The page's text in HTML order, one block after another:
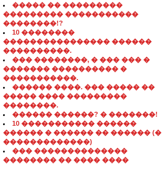
����� �� ���������
��������� �����������
��������!?
10 ��������
���������������� ������
����������.
��� ��������, � ��� ��� �
������� ���������� �
�����������.
������ ����. ��� ����� ��
����� ���� ���������
��������.
������ ������? � �������!
10 ����������� ������
������ � ������ �� ������ (�
�������������)
��� ��������������
�������� �� ���� ����